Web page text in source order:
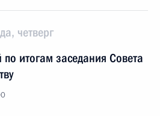
четверг
итогам заседания Совета